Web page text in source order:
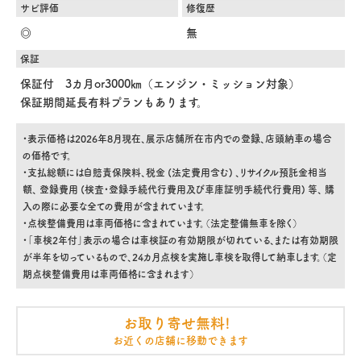
サビ評価
◎
修復歴
無
保証
保証付 3カ月or3000㎞（エンジン・ミッション対象）
保証期間延長有料プランもあります。
・表示価格は2026年8月現在、展示店舗所在市内での登録、店頭納車の場合
の価格です。
・支払総額には自賠責保険料、税金 (法定費用含む) 、リサイクル預託金相当
額、 登録費用 (検査・登録手続代行費用及び車庫証明手続代行費用) 等、 購
入の際に必要な全ての費用が含まれています。
・点検整備費用は車両価格に含まれています。（法定整備無車を除く）
・「車検2年付」表示の場合は車検証の有効期限が切れている、または有効期限
が半年を切っているもので、24カ月点検を実施し車検を取得して納車します。（定
期点検整備費用は車両価格に含まれます）
お取り寄せ無料!
お近くの店舗に移動できます